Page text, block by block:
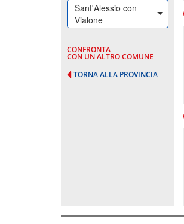
Sant'Alessio con
Vialone
CONFRONTA
CON UN ALTRO COMUNE
TORNA ALLA PROVINCIA